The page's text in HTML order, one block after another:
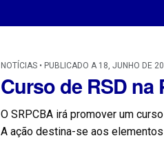
NOTÍCIAS • PUBLICADO A 18, JUNHO DE
Curso de RSD na
O SRPCBA irá promover um
A ação destina-se aos